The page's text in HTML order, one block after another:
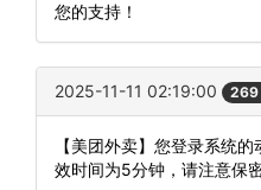
您的支持！
2025-11-11 02:19:00
【美团外卖】您登录系统
效时间为5分钟，请注意保密